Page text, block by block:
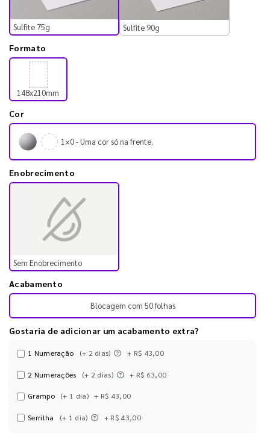
Sulfite 75g Sulfite 90g
Formato
148x210mm
Cor
1×0 - Uma cor só na frente.
Enobrecimento
Sem Enobrecimento
Acabamento
Blocagem com 50 folhas
Gostaria de adicionar um acabamento extra?
1 Numeração (+ 2 dias) + R$ 43,00
2 Numerações (+ 2 dias) + R$ 63,00
Grampo (+ 1 dia) + R$ 43,00
Serrilha (+ 1 dia) + R$ 43,00